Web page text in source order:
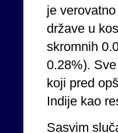
je
države u
skromnih
0.28%).
koji pred
Indije kao
Sasvim